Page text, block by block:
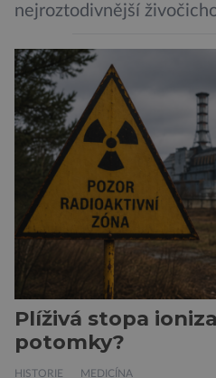
nejroztodivnější
prazvláštní stonožce
zárodky zbraní typických
Pavouci, štíři či klíšťata
skupiny klepítkatců.
chelicerami, které u
Plíživá stopa
potomky?
HISTORIE MEDICÍNA